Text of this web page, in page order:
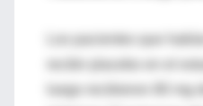
Los pacientes que
luego recibieron 80 mg